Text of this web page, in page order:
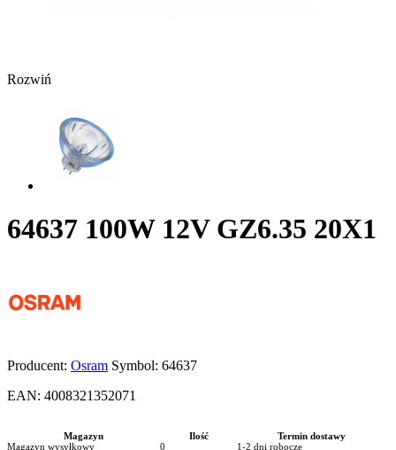
Rozwiń
64637 100W 12V GZ6.35 20X1
Producent: Osram Symbol: 64637
EAN: 4008321352071
Magazyn Ilość
Termin dostawy
Magazyn wysyłkowy
0
1-2 dni robocze